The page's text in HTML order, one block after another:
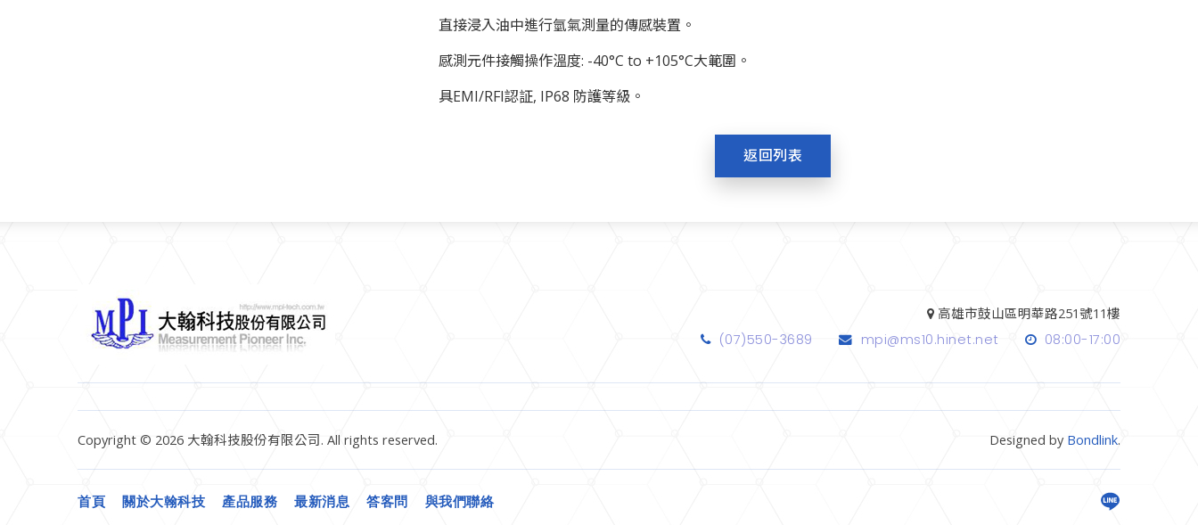
直接浸入油中進行氫氣測量的傳感裝置。
感測元件接觸操作溫度: -40°C to +105°C大範圍。
具EMI/RFI認証, IP68 防護等級。
返回列表
高雄市鼓山區明華路251號11樓
(07)550-3689 mpi@ms10.hinet.net 08:00-17:00
Copyright © 2026 大翰科技股份有限公司. All rights reserved. Designed by Bondlink.
首頁 關於大翰科技 產品服務 最新消息 答客問 與我們聯絡